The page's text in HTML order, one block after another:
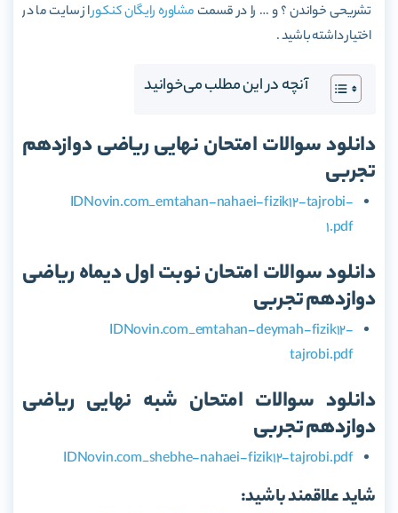
تشریحی خواندن ؟ و … را در قسمتمشاوره رایگان کنکوراز سایت ما در
اختیار داشته باشید .
آنچه در این مطلب می‌خوانید
دانلود سوالات امتحان نهایی ریاضی دوازدهم
تجربی
IDNovin.com_emtahan-nahaei-fizik12-tajrobi-
1.pdf
دانلود سوالات امتحان نوبت اول دیماه ریاضی
دوازدهم تجربی
IDNovin.com_emtahan-deymah-fizik12-
tajrobi.pdf
دانلود سوالات امتحان شبه نهایی ریاضی
دوازدهم تجربی
IDNovin.com_shebhe-nahaei-fizik12-tajrobi.pdf
شاید علاقمند باشید: